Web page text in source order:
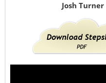
Josh Turner